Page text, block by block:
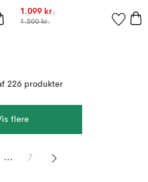
cream
1.099 kr.
1.500 kr.
226 produkter
flere
... 7